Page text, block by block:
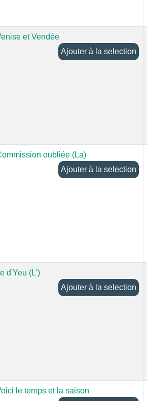
et Vendée
Ajouter à la selection
oubliée (La)
Ajouter à la selection
d'Yeu (L')
Ajouter à la selection
le temps et la saison